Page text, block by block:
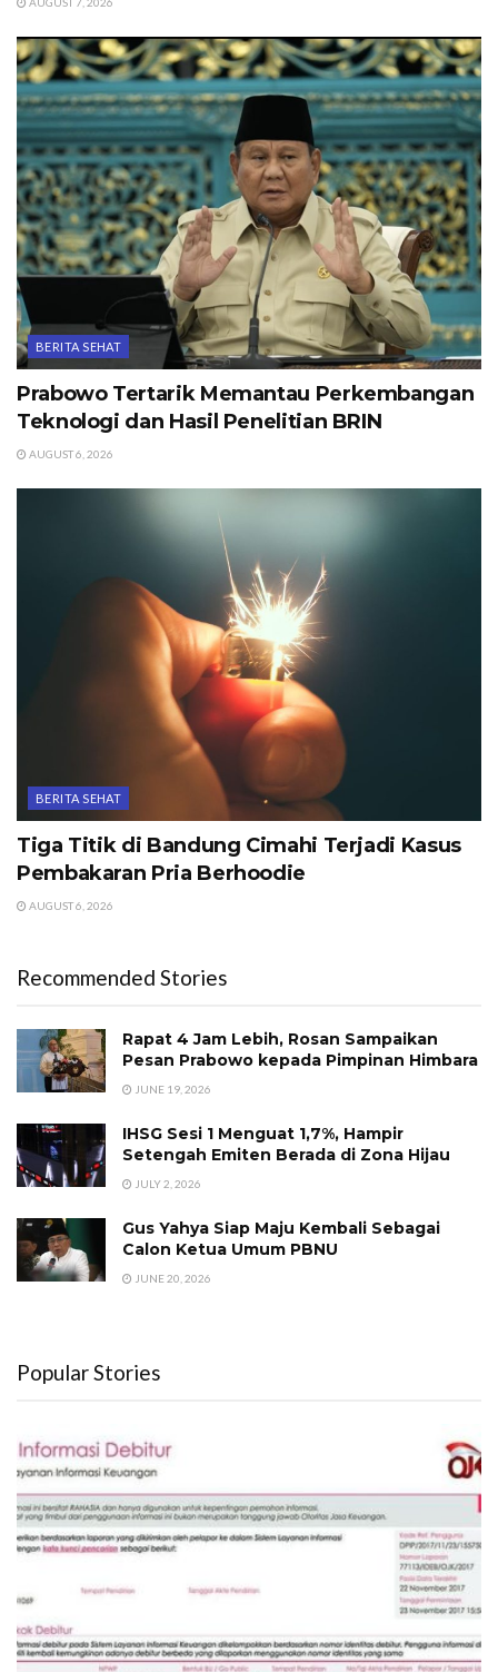
BERITA SEHAT
Prabowo Tertarik Memantau Perkembangan
Teknologi dan Hasil Penelitian BRIN
AUGUST 6, 2026
BERITA SEHAT
Tiga Titik di Bandung Cimahi Terjadi Kasus
Pembakaran Pria Berhoodie
AUGUST 6, 2026
Recommended Stories
Rapat 4 Jam Lebih, Rosan Sampaikan
Pesan Prabowo kepada Pimpinan Himbara
JUNE 19, 2026
IHSG Sesi 1 Menguat 1,7%, Hampir
Setengah Emiten Berada di Zona Hijau
JULY 2, 2026
Gus Yahya Siap Maju Kembali Sebagai
Calon Ketua Umum PBNU
JUNE 20, 2026
Popular Stories